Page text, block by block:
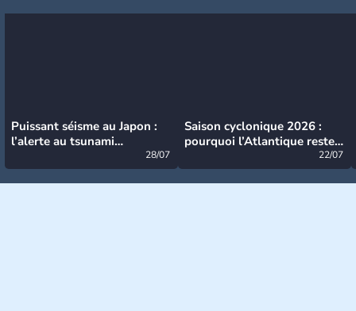
Puissant séisme au Japon :
l’alerte au tsunami
28/07
Saison cyclonique 2026 :
pourquoi l’Atlantique reste
22/07